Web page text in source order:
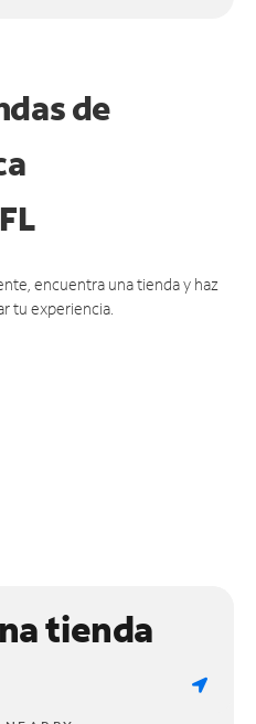
de
encuentra una tienda y haz
tu experiencia.
tienda